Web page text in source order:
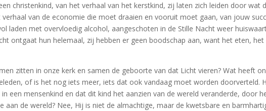
christenkind, van het verhaal van het kerstkind, zij laten zich leiden door wat
van de economie die moet draaien en vooruit moet gaan, van jouw
laden met overvloedig alcohol, aangeschoten in de Stille Nacht weer
ontgaat hun helemaal, zij hebben er geen boodschap aan, want het eten,
zitten in onze kerk en samen de geboorte van dat Licht vieren? Wat heeft
of is het nog iets meer, iets dat ook vandaag moet worden doorverteld.
een mensenkind en dat dit kind het aanzien van de wereld veranderde, door
aan de wereld? Nee, Hij is niet de almachtige, maar de kwetsbare en